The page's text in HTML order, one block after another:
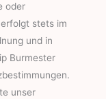
oder
stets im
und in
Burmester
unser